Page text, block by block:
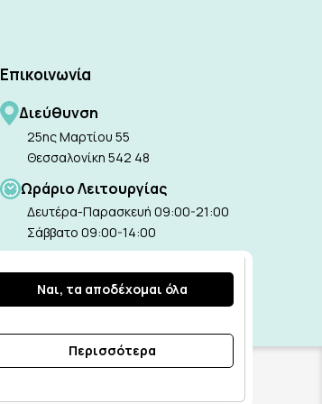
Επικοινωνία
Διεύθυνση
25ης Μαρτίου 55
Θεσσαλονίκη 542 48
Ωράριο Λειτουργίας
Δευτέρα-Παρασκευή 09:00-21:00
Σάββατο 09:00-14:00
info@tealbox.gr
Ναι, τα αποδέχομαι όλα
Περισσότερα